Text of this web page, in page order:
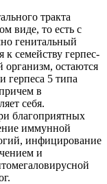
тракта
виде, то есть с
генитальный
к семейству герпес-
организм, остаются
герпеса 5 типа
в
себя.
благоприятных
иммунной
инфицирование
и